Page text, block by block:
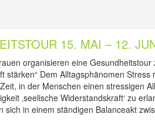
15. MAI – 12.
organisieren eine Gesundheitstour
stärken“ Dem Alltagsphänomen
in der Menschen einen stressigen
‚seelische Widerstandskraft‘ zu
sich in einem ständigen Balanceakt